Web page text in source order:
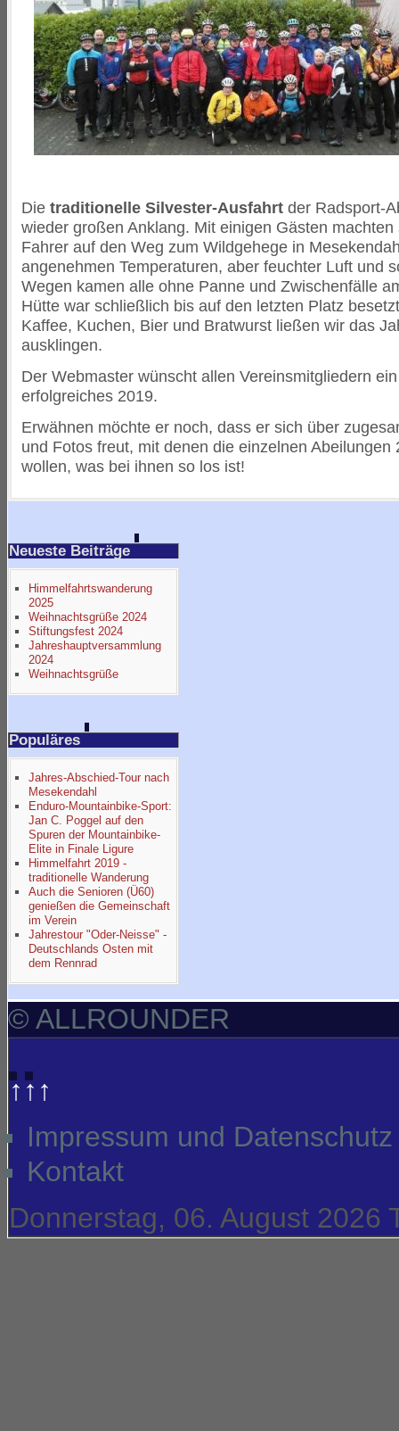
Die traditionelle Silvester-Ausfahrt der Radsport-
wieder großen Anklang. Mit einigen Gästen machten
Fahrer auf den Weg zum Wildgehege in
angenehmen Temperaturen, aber feuchter Luft und
Wegen kamen alle ohne Panne und Zwischenfälle
Hütte war schließlich bis auf den letzten Platz
Kaffee, Kuchen, Bier und Bratwurst ließen wir das
ausklingen.
Der Webmaster wünscht allen Vereinsmitgliedern
erfolgreiches 2019.
Erwähnen möchte er noch, dass er sich über
und Fotos freut, mit denen die einzelnen Abeilungen
wollen, was bei ihnen so los ist!
Neueste Beiträge
Himmelfahrtswanderung
2025
Weihnachtsgrüße 2024
Stiftungsfest 2024
Jahreshauptversammlung
2024
Weihnachtsgrüße
Populäres
Jahres-Abschied-Tour nach
Mesekendahl
Enduro-Mountainbike-Sport:
Jan C. Poggel auf den
Spuren der Mountainbike-
Elite in Finale Ligure
Himmelfahrt 2019 -
traditionelle Wanderung
Auch die Senioren (Ü60)
genießen die Gemeinschaft
im Verein
Jahrestour "Oder-Neisse" -
Deutschlands Osten mit
dem Rennrad
© ALLROUNDER
↑↑↑
Impressum und Datenschutz
Kontakt
Donnerstag, 06. August 2026